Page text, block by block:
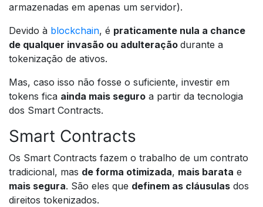
armazenadas em apenas um servidor).
Devido à blockchain, é praticamente nula a chance
de qualquer invasão ou adulteração durante a
tokenização de ativos.
Mas, caso isso não fosse o suficiente, investir em
tokens fica ainda mais seguro a partir da tecnologia
dos Smart Contracts.
Smart Contracts
Os Smart Contracts fazem o trabalho de um contrato
tradicional, mas de forma otimizada, mais barata e
mais segura. São eles que definem as cláusulas dos
direitos tokenizados.